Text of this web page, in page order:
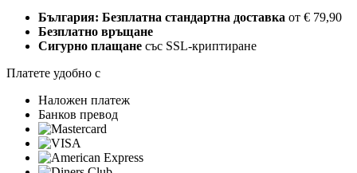
България: Безплатна стандартна доставка от € 79,90
Безплатно връщане
Сигурно плащане със SSL-криптиране
Платете удобно с
Наложен платеж
Банков превод